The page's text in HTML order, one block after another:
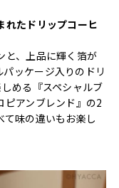
れたドリップコーヒ
と、上品に輝く箔が
ッケージ入りのドリ
める『スペシャルブ
ピアンブレンド』の2
味の違いもお楽し